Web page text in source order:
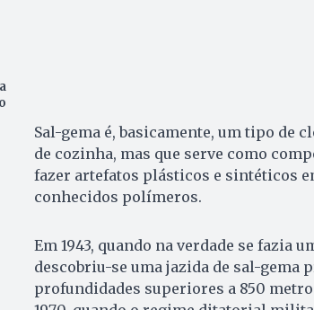
Sal-gema é, basicamente, um tipo de
de cozinha, mas que serve como
fazer artefatos plásticos e sintéticos
conhecidos polímeros.
Em 1943, quando na verdade se fazia
descobriu-se uma jazida de sal-gema
profundidades superiores a 850